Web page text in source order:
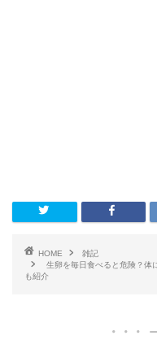
HOME
雑記
生卵を毎日食べると危険？体
も紹介